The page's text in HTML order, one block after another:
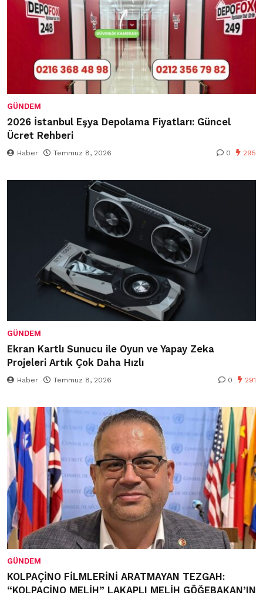
GÜNDEM
2026 İstanbul Eşya Depolama Fiyatları: Güncel
Ücret Rehberi
Haber Temmuz 8, 2026 0 295
GÜNDEM
Ekran Kartlı Sunucu ile Oyun ve Yapay Zeka
Projeleri Artık Çok Daha Hızlı
Haber Temmuz 8, 2026 0 291
GÜNDEM
KOLPAÇİNO FİLMLERİNİ ARATMAYAN TEZGAH:
“KOLPAÇİNO MELİH” LAKAPLI MELİH GÖĞEBAKAN’IN